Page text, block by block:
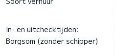
In- en uitchecktijden:
Borgsom (zonder schipper)